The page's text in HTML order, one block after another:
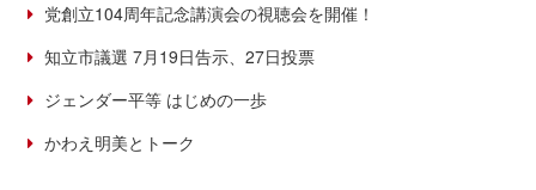
党創立104周年記念講演会の視聴会を開催！
知立市議選 7月19日告示、27日投票
ジェンダー平等 はじめの一歩
かわえ明美とトーク